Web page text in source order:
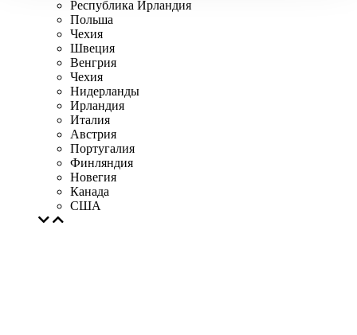
Республика Ирландия
Польша
Чехия
Швеция
Венгрия
Чехия
Нидерланды
Ирландия
Италия
Австрия
Португалия
Финляндия
Новегия
Канада
США